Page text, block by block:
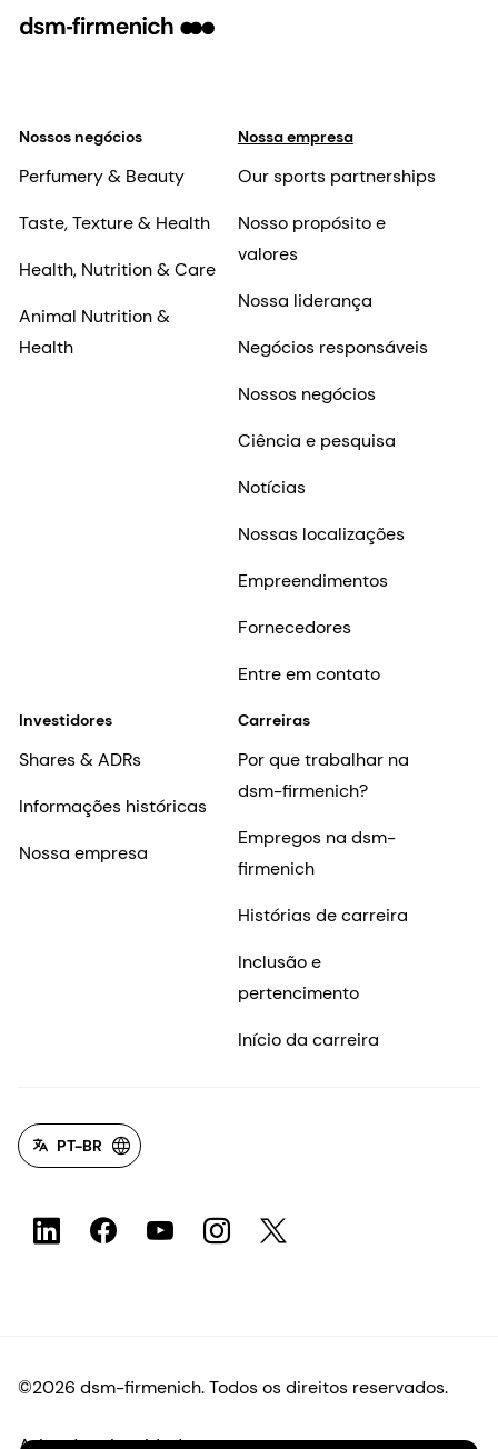
Nossos negócios
Perfumery & Beauty
Taste, Texture & Health
Health, Nutrition & Care
Animal Nutrition &
Health
Nossa empresa
Our sports partnerships
Nosso propósito e
valores
Nossa liderança
Negócios responsáveis
Nossos negócios
Ciência e pesquisa
Notícias
Nossas localizações
Empreendimentos
Fornecedores
Entre em contato
Investidores
Shares & ADRs
Informações históricas
Nossa empresa
Carreiras
Por que trabalhar na
dsm-firmenich?
Empregos na dsm-
firmenich
Histórias de carreira
Inclusão e
pertencimento
Início da carreira
PT-BR
©2026 dsm-firmenich. Todos os direitos reservados.